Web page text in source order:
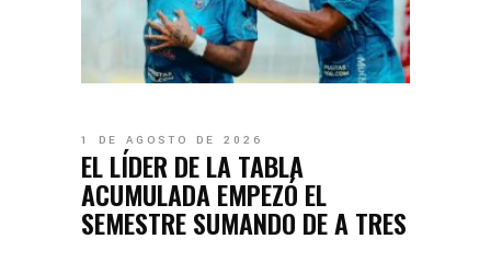
1 DE AGOSTO DE 2026
EL LÍDER DE LA TABLA
ACUMULADA EMPEZÓ EL
SEMESTRE SUMANDO DE A TRES